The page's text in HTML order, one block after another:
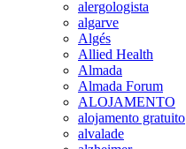
alergologista
algarve
Algés
Allied Health
Almada
Almada Forum
ALOJAMENTO
alojamento gratuito
alvalade